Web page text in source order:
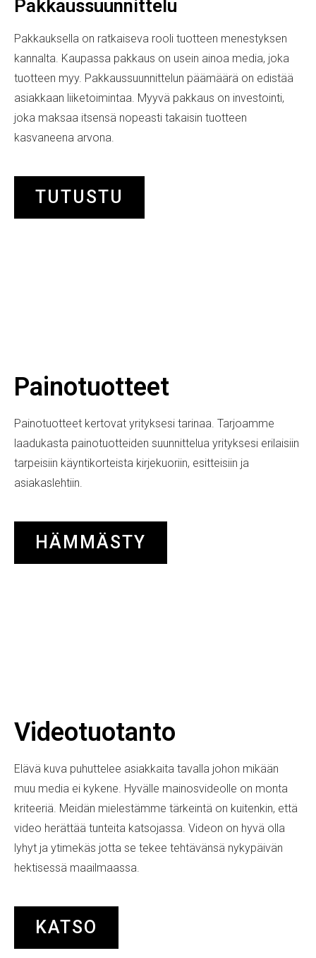
Pakkaussuunnittelu
Pakkauksella on ratkaiseva rooli tuotteen menestyksen
kannalta. Kaupassa pakkaus on usein ainoa media, joka
tuotteen myy. Pakkaussuunnittelun päämäärä on edistää
asiakkaan liiketoimintaa. Myyvä pakkaus on investointi,
joka maksaa itsensä nopeasti takaisin tuotteen
kasvaneena arvona.
TUTUSTU
Painotuotteet
Painotuotteet kertovat yrityksesi tarinaa. Tarjoamme
laadukasta painotuotteiden suunnittelua yrityksesi erilaisiin
tarpeisiin käyntikorteista kirjekuoriin, esitteisiin ja
asiakaslehtiin.
HÄMMÄSTY
Videotuotanto
Elävä kuva puhuttelee asiakkaita tavalla johon mikään
muu media ei kykene. Hyvälle mainosvideolle on monta
kriteeriä. Meidän mielestämme tärkeintä on kuitenkin, että
video herättää tunteita katsojassa. Videon on hyvä olla
lyhyt ja ytimekäs jotta se tekee tehtävänsä nykypäivän
hektisessä maailmaassa.
KATSO